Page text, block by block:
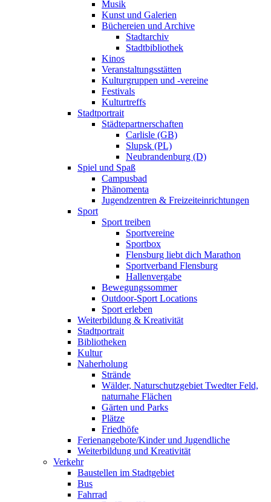
Musik
Kunst und Galerien
Büchereien und Archive
Stadtarchiv
Stadtbibliothek
Kinos
Veranstaltungsstätten
Kulturgruppen und -vereine
Festivals
Kulturtreffs
Stadtportrait
Städtepartnerschaften
Carlisle (GB)
Slupsk (PL)
Neubrandenburg (D)
Spiel und Spaß
Campusbad
Phänomenta
Jugendzentren & Freizeiteinrichtungen
Sport
Sport treiben
Sportvereine
Sportbox
Flensburg liebt dich Marathon
Sportverband Flensburg
Hallenvergabe
Bewegungssommer
Outdoor-Sport Locations
Sport erleben
Weiterbildung & Kreativität
Stadtportrait
Bibliotheken
Kultur
Naherholung
Strände
Wälder, Naturschutzgebiet Twedter Feld,
naturnahe Flächen
Gärten und Parks
Plätze
Friedhöfe
Ferienangebote/Kinder und Jugendliche
Weiterbildung und Kreativität
Verkehr
Baustellen im Stadtgebiet
Bus
Fahrrad